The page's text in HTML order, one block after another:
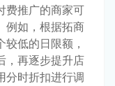
费推广的商家可
例如，根据拓商
低的日限额，
，再逐步提升店
分时折扣进行调